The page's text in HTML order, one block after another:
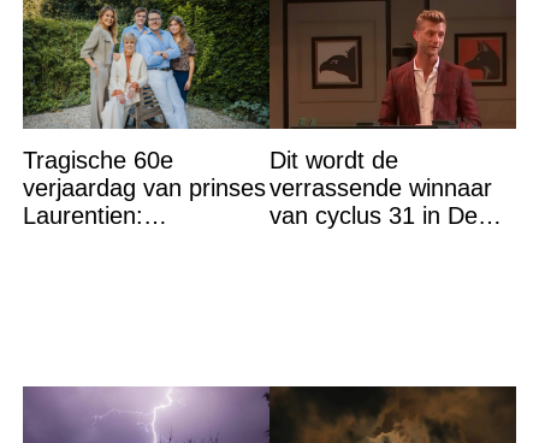
Tragische 60e
verjaardag van prinses
Laurentien:
Dit wordt de
verrassende winnaar
van cyclus 31 in De